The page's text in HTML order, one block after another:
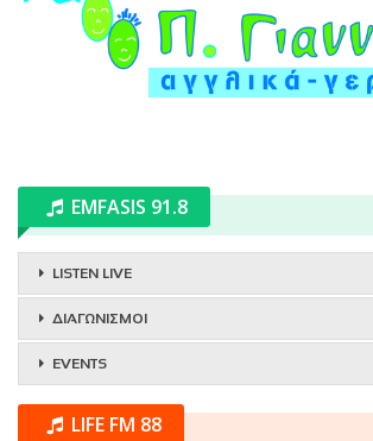
EMFASIS 91.8
LISTEN LIVE
ΔΙΑΓΩΝΙΣΜΟΙ
EVENTS
LIFE FM 88